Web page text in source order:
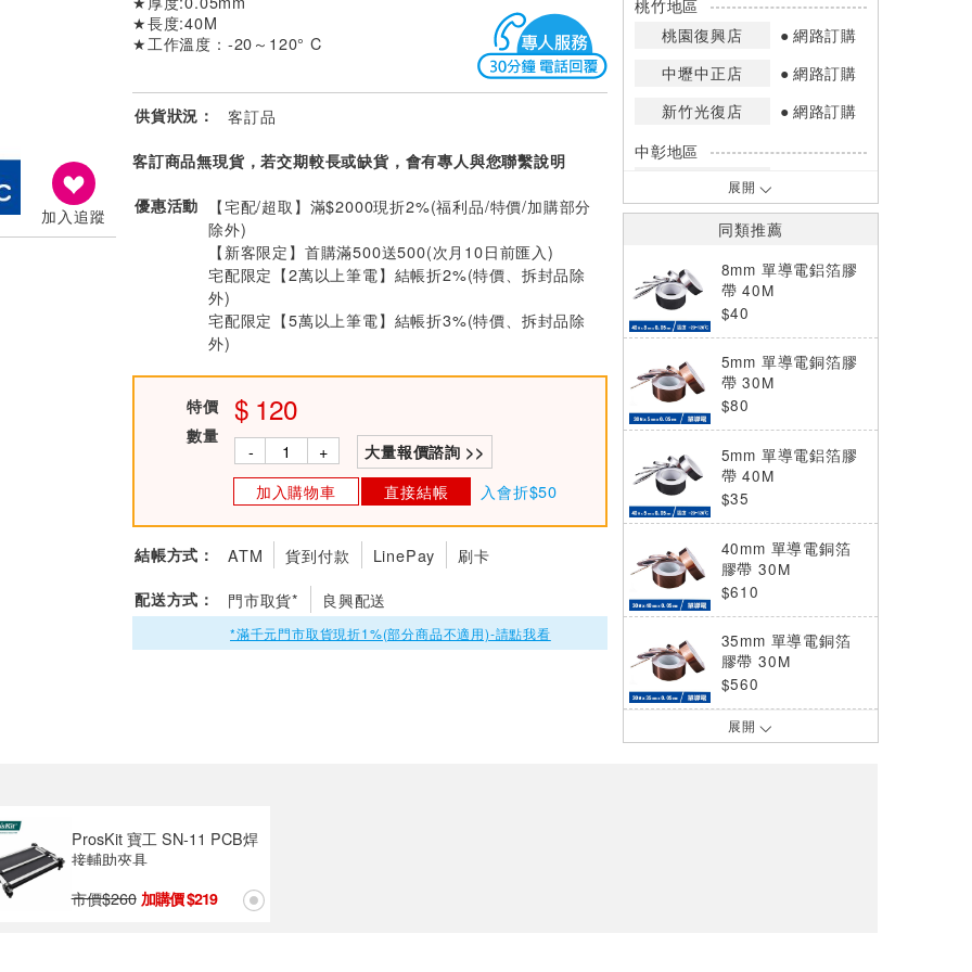
加入追蹤
★長度:40M
★工作溫度：-20～120° C
供貨狀況： 客訂品
客訂商品無現貨，若交期較長或缺貨，會有專人與您聯繫說明
優惠活動
【宅配/超取】滿$2000現折2%(福利品/特價/加購部分
除外)
【新客限定】首購滿500送500(次月10日前匯入)
宅配限定【2萬以上筆電】結帳折2%(特價、拆封品除
外)
宅配限定【5萬以上筆電】結帳折3%(特價、拆封品除
外)
特價 120
數量
- + 大量報價諮詢 >>
加入購物車 直接結帳 入會折$50
結帳方式： ATM 貨到付款 LinePay 刷卡
配送方式： 門市取貨* 良興配送
*滿千元門市取貨現折1%(部分商品不適用)-請點我看
桃竹地區
桃園復興店
網路訂購
中壢中正店
網路訂購
新竹光復店
網路訂購
中彰地區
台中英才店
嘉南地區
高雄鳳山店
*庫存數量：網路訂購(0)、少量庫存
*門市庫存以店內實際數量為準，可使
用專人服務或撥打門市電話洽詢。
展開
同類推薦
8mm 單導電鋁箔膠
帶 40M
$40
5mm 單導電銅箔膠
帶 30M
$80
5mm 單導電鋁箔膠
帶 40M
$35
40mm 單導電銅箔
膠帶 30M
$610
35mm 單導電銅箔
膠帶 30M
$560
60mm 單導電銅箔
展開
ProsKit 寶工 SN-11 PCB焊
接輔助夾具
市價$260 219